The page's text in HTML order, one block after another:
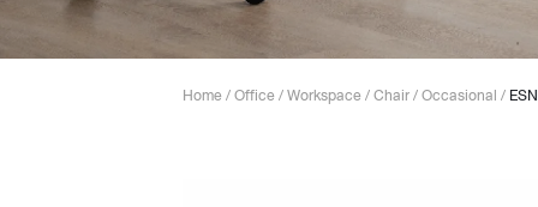
Home/Office/Workspace/Chair/Occasional/ESN